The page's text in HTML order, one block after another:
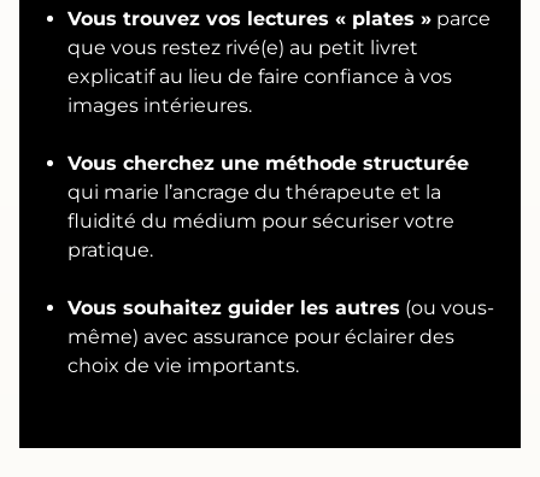
Vous trouvez vos lectures « plates » parce
que vous restez rivé(e) au petit livret
explicatif au lieu de faire confiance à vos
images intérieures.
Vous cherchez une méthode structurée
qui marie l’ancrage du thérapeute et la
fluidité du médium pour sécuriser votre
pratique.
Vous souhaitez guider les autres (ou vous-
même) avec assurance pour éclairer des
choix de vie importants.